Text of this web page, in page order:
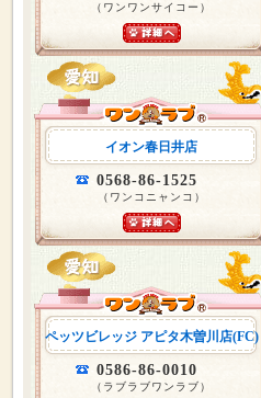
（ワンワンサイコー）
イオン春日井店
0568-86-1525
（ワンコニャンコ）
ペッツビレッジ アピタ木曽川店(FC)
0586-86-0010
（ラブラブワンラブ）